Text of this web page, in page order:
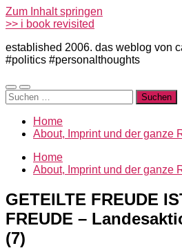
Zum Inhalt springen
>> i book revisited
established 2006. das weblog von
#politics #personalthoughts
Mobile-
Menü
Suchfeld
ein-/ausblenden
Suchen
nach:
Home
About, Imprint und der ganze
Home
About, Imprint und der ganze
GETEILTE FREUDE
FREUDE –
(7)